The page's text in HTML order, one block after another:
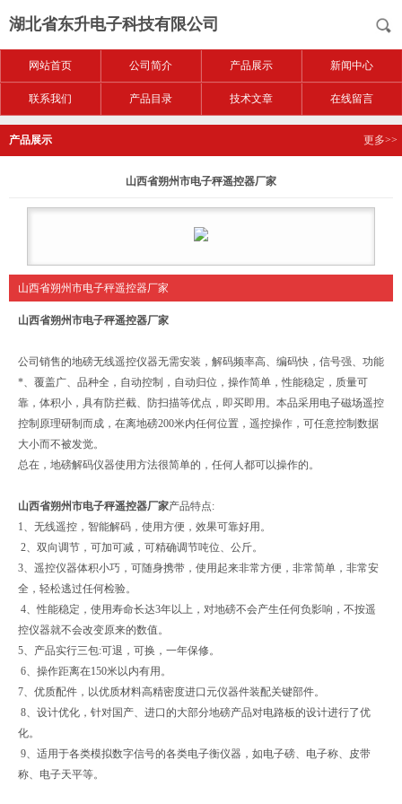
湖北省东升电子科技有限公司
网站首页 公司简介 产品展示 新闻中心
联系我们 产品目录 技术文章 在线留言
产品展示 更多>>
山西省朔州市电子秤遥控器厂家
山西省朔州市电子秤遥控器厂家
山西省朔州市电子秤遥控器厂家
公司销售的地磅无线遥控仪器无需安装，解码频率高、编码快，信号强、功能
*、覆盖广、品种全，自动控制，自动归位，操作简单，性能稳定，质量可
靠，体积小，具有防拦截、防扫描等优点，即买即用。本品采用电子磁场遥控
控制原理研制而成，在离地磅200米内任何位置，遥控操作，可任意控制数据
大小而不被发觉。
总在，地磅解码仪器使用方法很简单的，任何人都可以操作的。
山西省朔州市电子秤遥控器厂家产品特点:
1、无线遥控，智能解码，使用方便，效果可靠好用。
2、双向调节，可加可减，可精确调节吨位、公斤。
3、遥控仪器体积小巧，可随身携带，使用起来非常方便，非常简单，非常安
全，轻松逃过任何检验。
4、性能稳定，使用寿命长达3年以上，对地磅不会产生任何负影响，不按遥
控仪器就不会改变原来的数值。
5、产品实行三包:可退，可换，一年保修。
6、操作距离在150米以内有用。
7、优质配件，以优质材料高精密度进口元仪器件装配关键部件。
8、设计优化，针对国产、进口的大部分地磅产品对电路板的设计进行了优
化。
9、适用于各类模拟数字信号的各类电子衡仪器，如电子磅、电子称、皮带
称、电子天平等。